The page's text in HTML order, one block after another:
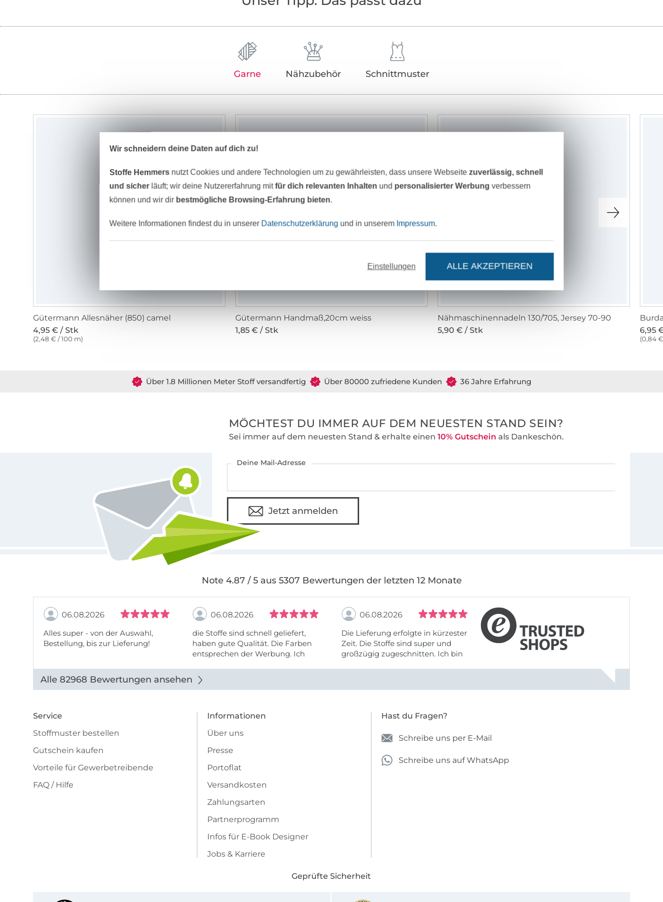
Garne Nähzubehör Schnittmuster
Gütermann Allesnäher (850) camel
4,95 € / Stk
(2,48 € / 100 m)
Gütermann Handmaß,20cm weiss
1,85 € / Stk
Nähmaschinennadeln 130/705, Jersey 70-90
5,90 € / Stk
6,95
(0,84 €
Über 1.8 Millionen Meter Stoff versandfertig Über 80000 zufriedene Kunden 36 Jahre Erfahrung
MÖCHTEST DU IMMER AUF DEM NEUESTEN STAND SEIN?
Sei immer auf dem neuesten Stand & erhalte einen 10% Gutschein als Dankeschön.
Deine Mail-Adresse
Jetzt anmelden
Note 4.87 / 5 aus 5307 Bewertungen der letzten 12 Monate
06.08.2026
Alles super - von der Auswahl,
Bestellung, bis zur Lieferung!
06.08.2026
die Stoffe sind schnell geliefert,
haben gute Qualität. Die Farben
entsprechen der Werbung. Ich
auch die Firma empfehlen.
06.08.2026
Die Lieferung erfolgte in kürzester
Zeit. Die Stoffe sind super und
großzügig zugeschnitten. Ich bin
Alle 82968 Bewertungen ansehen
Service
Stoffmuster bestellen
Gutschein kaufen
Vorteile für Gewerbetreibende
FAQ / Hilfe
Informationen
Über uns
Presse
Portoflat
Versandkosten
Zahlungsarten
Partnerprogramm
Infos für E-Book Designer
Jobs & Karriere
Hast du Fragen?
Schreibe uns per E-Mail
Schreibe uns auf WhatsApp
Geprüfte Sicherheit
Wir schneidern deine Daten auf dich zu!
Stoffe Hemmers nutzt Cookies und andere Technologien um zu gewährleisten, dass unsere Webseite zuverlässig, schnell
und sicherläuft; wir deine Nutzererfahrung mitfür dich relevanten Inhalten und personalisierter Werbung verbessern
können und wir dir bestmögliche Browsing-Erfahrung bieten.
Weitere Informationen findest du in unserer Datenschutzerklärung und in unserem Impressum.
Einstellungen ALLE AKZEPTIEREN